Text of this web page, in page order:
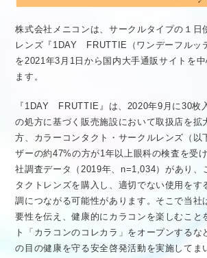
株式会社メニコンは、サークルタイプの１日
レンズ『1DAY FRUTTIE（ワンデーフルッ
を2021年3月1日から国内大手通販サイトを
ます。
『1DAY FRUTTIE』は、2020年9月に30枚
の処方に基づく販売施設において取扱店を拡
方、カラーコンタクト・サークルレンズ（以
ザーの約47%の方が1年以上眼科の検査を受
社調査データ（2019年、n=1,034）があり、
タクトレンズを購入し、適切でない使用をす
調につながる可能性があります。そこで当社
要性を伝え、健康的にカラコンを楽しむこと
ト「カラコンのコレカラ」をオープンするな
の目の健康を守る安全啓発活動を実施してま